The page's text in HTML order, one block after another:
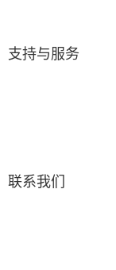
支持与服务
联系我们